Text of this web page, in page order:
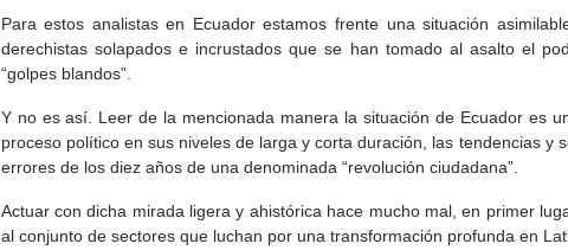
Para estos analistas en Ecuador estamos frente una situación
derechistas solapados e incrustados que se han tomado al asalto el
“golpes blandos”.
Y no es así. Leer de la mencionada manera la situación de Ecuador es
proceso político en sus niveles de larga y corta duración, las tendencias y
errores de los diez años de una denominada “revolución ciudadana”.
Actuar con dicha mirada ligera y ahistórica hace mucho mal, en primer
al conjunto de sectores que luchan por una transformación profunda en